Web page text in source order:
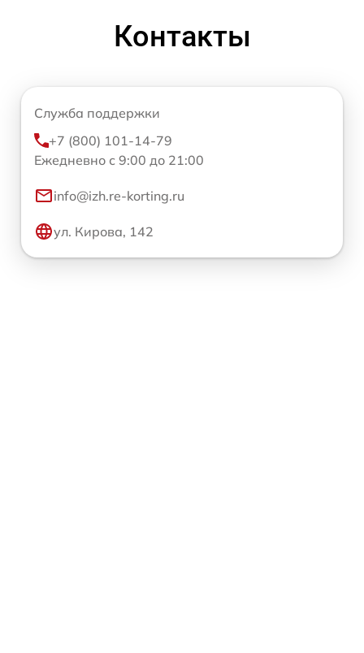
Контакты
Служба поддержки
+7 (800) 101-14-79
Ежедневно с 9:00 до 21:00
info@izh.re-korting.ru
ул. Кирова, 142